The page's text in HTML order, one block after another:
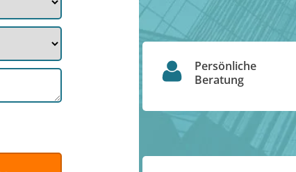
Persönliche
Beratung